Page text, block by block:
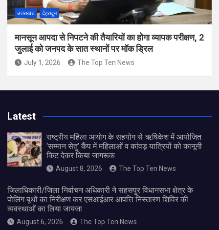
उत्तराखंड देहरादून
मानसून आपदा से निपटने की तैयारियों का होगा व्यापक परीक्षण, 2
जुलाई को जनपद के सात स्थानों पर मॉक ड्रिल
July 1, 2026 The Top Ten News
Latest
राष्ट्रीय महिला आयोग के सहयोग से ऋषिकेश में आयोजित
‘सम्मान सेतु’ कैंप में महिलाओं व कांवड़ यात्रियों को कानूनी
किट देकर किया जागरूक
August 8, 2026 The Top Ten News
जिलाधिकारी/जिला निर्वाचन अधिकारी ने सहसपुर विधानसभा क्षेत्र के
पोलिंग बूथों का निरीक्षण कर एसआईआर आपत्ति निस्तारण शिविर की
व्यवस्थाओं का लिया जायजा
August 6, 2026 The Top Ten News